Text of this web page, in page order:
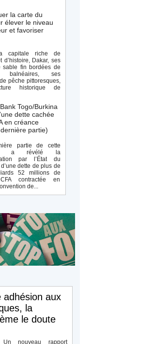
la carte du
élever le niveau
et favoriser
capitale riche de
d’histoire, Dakar, ses
sable fin bordées de
balnéaires, ses
pêche pittoresques,
historique de
Togo/Burkina
dette cachée
en créance
partie)
partie de cette
a révélé la
par l’État du
dette de plus de
52 millions de
contractée en
de...
adhésion aux
la
le doute
Un nouveau rapport